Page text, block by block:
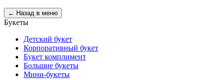
← Назад в меню
Букеты
Детский букет
Корпоративный букет
Букет комплимент
Большие букеты
Мини-букеты